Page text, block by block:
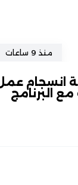
منذ 9 ساعات
انسجام
البرنامج